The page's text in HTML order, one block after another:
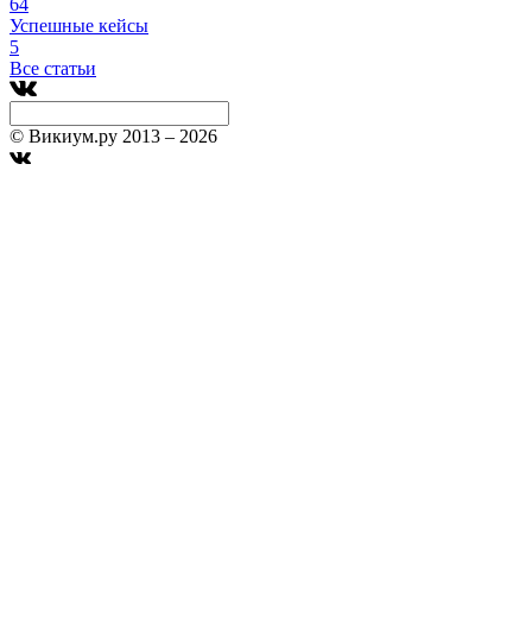
Успешные кейсы
5
Все статьи
© Викиум.ру 2013 – 2026